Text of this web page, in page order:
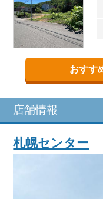
おすす
店舗情報
札幌センター